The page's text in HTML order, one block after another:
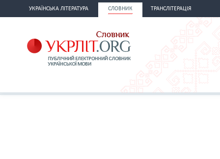
УКРАЇНСЬКА ЛІТЕРАТУРА СЛОВНИК ТРАНСЛІТЕРАЦІЯ